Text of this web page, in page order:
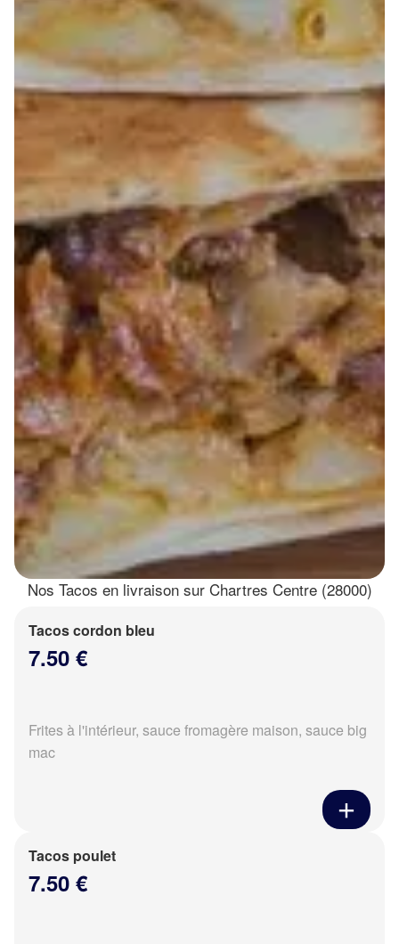
Nos Tacos en livraison sur Chartres Centre (28000)
Tacos cordon bleu
7.50 €
Frites à l'intérieur, sauce fromagère maison, sauce big
mac
Tacos poulet
7.50 €